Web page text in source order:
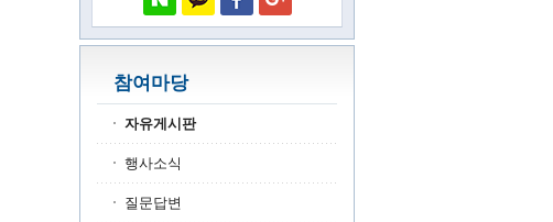
참여마당
자유게시판
행사소식
질문답변